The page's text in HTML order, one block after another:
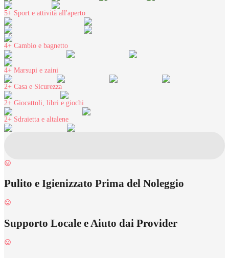
5+ Sport e attività all'aperto
4+ Cambio e bagnetto
4+ Marsupi e zaini
2+ Casa e Sicurezza
2+ Giocattoli, libri e giochi
2+ Sdraietta e altalene
Pulito e Igienizzato Prima del Noleggio
Supporto Locale e Aiuto dai Provider